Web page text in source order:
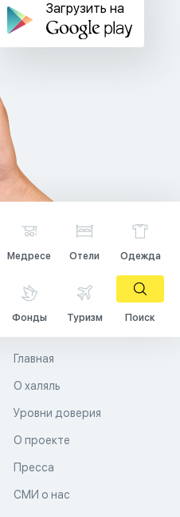
Загрузить на
Медресе Отели Одежда
Фонды Туризм Поиск
Главная
О халяль
Уровни доверия
О проекте
Пресса
СМИ о нас